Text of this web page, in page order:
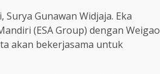
Gunawan Widjaja. Eka
(ESA Group) dengan Weigao
akan bekerjasama untuk